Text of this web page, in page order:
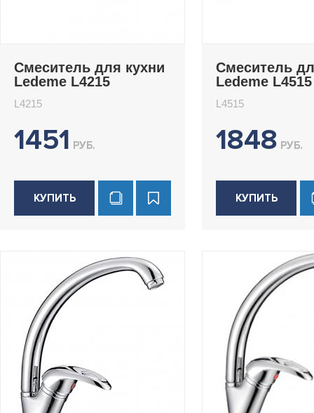
Смеситель для кухни
Ledeme L4215
L4215
1451 РУБ.
КУПИТЬ
Смеситель
Ledeme L4515
L4515
1848 РУБ.
КУПИТЬ